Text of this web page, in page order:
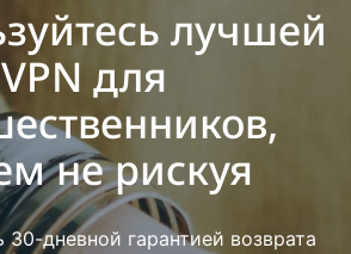
лучшей
VPN для
не рискуя
30-дневной гарантией возврата